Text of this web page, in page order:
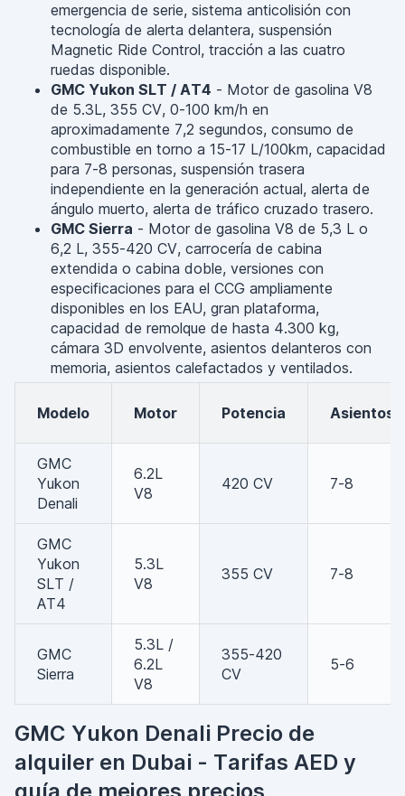
emergencia de serie, sistema anticolisión con
tecnología de alerta delantera, suspensión
Magnetic Ride Control, tracción a las cuatro
ruedas disponible.
GMC Yukon SLT / AT4 - Motor de gasolina V8
de 5.3L, 355 CV, 0-100 km/h en
aproximadamente 7,2 segundos, consumo de
combustible en torno a 15-17 L/100km, capacidad
para 7-8 personas, suspensión trasera
independiente en la generación actual, alerta de
ángulo muerto, alerta de tráfico cruzado trasero.
GMC Sierra - Motor de gasolina V8 de 5,3 L o
6,2 L, 355-420 CV, carrocería de cabina
extendida o cabina doble, versiones con
especificaciones para el CCG ampliamente
disponibles en los EAU, gran plataforma,
capacidad de remolque de hasta 4.300 kg,
cámara 3D envolvente, asientos delanteros con
memoria, asientos calefactados y ventilados.
Modelo Motor Potencia Asientos
GMC
Yukon
Denali
6.2L
V8
420 CV 7-8
GMC
Yukon
SLT /
AT4
5.3L
V8
355 CV 7-8
GMC
Sierra
5.3L /
6.2L
V8
355-420
CV
5-6
GMC Yukon Denali Precio de
alquiler en Dubai - Tarifas AED y